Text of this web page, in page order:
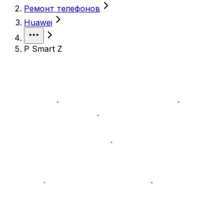
Ремонт телефонов
Huawei
P Smart Z